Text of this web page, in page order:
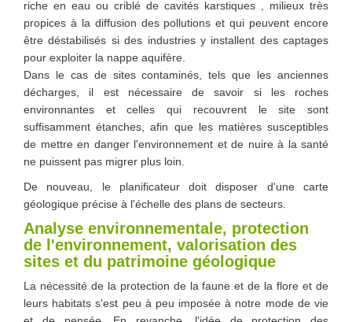
riche en eau ou criblé de cavités karstiques , milieux très
propices à la diffusion des pollutions et qui peuvent encore
être déstabilisés si des industries y installent des captages
pour exploiter la nappe aquifère.
Dans le cas de sites contaminés, tels que les anciennes
décharges, il est nécessaire de savoir si les roches
environnantes et celles qui recouvrent le site sont
suffisamment étanches, afin que les matières susceptibles
de mettre en danger l'environnement et de nuire à la santé
ne puissent pas migrer plus loin.
De nouveau, le planificateur doit disposer d'une carte
géologique précise à l'échelle des plans de secteurs.
Analyse environnementale, protection
de l'environnement, valorisation des
sites et du patrimoine géologique
La nécessité de la protection de la faune et de la flore et de
leurs habitats s'est peu à peu imposée à notre mode de vie